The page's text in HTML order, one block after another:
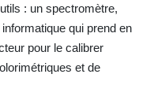
: un spectromètre,
qui prend en
pour le calibrer
et de